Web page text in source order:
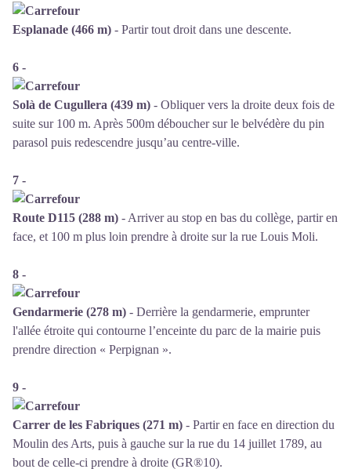
Esplanade (466 m) - Partir tout droit dans une descente.
6 -
Solà de Cugullera (439 m) - Obliquer vers la droite deux fois de
suite sur 100 m. Après 500m déboucher sur le belvédère du pin
parasol puis redescendre jusqu’au centre-ville.
7 -
Route D115 (288 m) - Arriver au stop en bas du collège, partir en
face, et 100 m plus loin prendre à droite sur la rue Louis Moli.
8 -
Gendarmerie (278 m) - Derrière la gendarmerie, emprunter
l'allée étroite qui contourne l’enceinte du parc de la mairie puis
prendre direction « Perpignan ».
9 -
Carrer de les Fabriques (271 m) - Partir en face en direction du
Moulin des Arts, puis à gauche sur la rue du 14 juillet 1789, au
bout de celle-ci prendre à droite (GR®10).